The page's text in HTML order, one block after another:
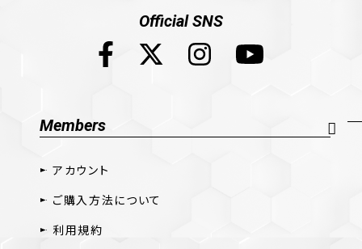
Official SNS
Members
アカウント
ご購入方法について
利用規約